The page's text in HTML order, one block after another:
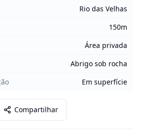
Rio das Velhas
150m
Área privada
Abrigo sob rocha
Em superfície
Compartilhar